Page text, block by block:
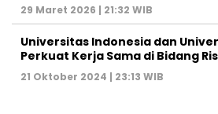
29 Maret 2026 | 21:32 WIB
Universitas Indonesia dan
Perkuat Kerja Sama di Bidang
21 Oktober 2024 | 23:13 WIB